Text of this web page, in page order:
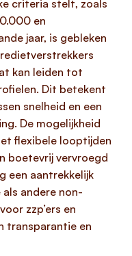
criteria stelt, zoals
en
jaar, is gebleken
kan leiden tot
Dit betekent
snelheid en een
De mogelijkheid
flexibele looptijden
boetevrij vervroegd
een aantrekkelijk
andere non-
zzp’ers en
transparantie en